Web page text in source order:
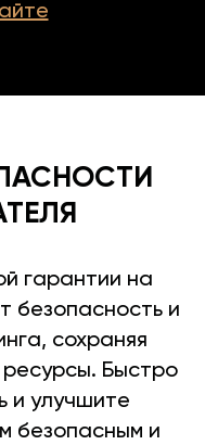
гарантии на
безопасность и
сохраняя
Быстро
и улучшите
безопасным и